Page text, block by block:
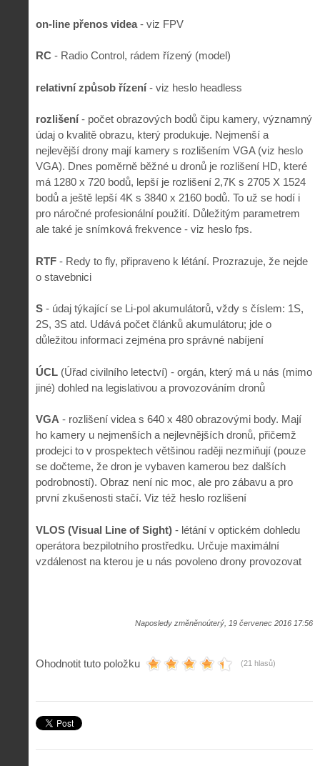
on-line přenos videa- viz FPV
RC - Radio Control, rádem řízený (model)
relativní způsob řízení- viz heslo headless
rozlišení- počet obrazových bodů čipu kamery, významný
údaj o kvalitě obrazu, který produkuje. Nejmenší a
nejlevější drony mají kamery s rozlišením VGA (viz heslo
VGA). Dnes poměrně běžné u dronů je rozlišení HD, které
má 1280 x 720 bodů, lepší je rozlišení 2,7K s 2705 X 1524
bodů a ještě lepší 4K s 3840 x 2160 bodů. To už se hodí i
pro náročné profesionální použití. Důležitým parametrem
ale také je snímková frekvence - viz heslo fps.
RTF - Redy to fly, připraveno k létání. Prozrazuje, že nejde
o stavebnici
S - údaj týkající se Li-pol akumulátorů, vždy s číslem: 1S,
2S, 3S atd. Udává počet článků akumulátoru; jde o
důležitou informaci zejména pro správné nabíjení
ÚCL (Úřad civilního letectví) - orgán, který má u nás (mimo
jiné) dohled na legislativou a provozováním dronů
VGA - rozlišení videa s 640 x 480 obrazovými body. Mají
ho kamery u nejmenších a nejlevnějších dronů, přičemž
prodejci to v prospektech většinou raději nezmiňují (pouze
se dočteme, že dron je vybaven kamerou bez dalších
podrobností). Obraz není nic moc, ale pro zábavu a pro
první zkušenosti stačí. Viz též heslo rozlišení
VLOS (Visual Line of Sight) - létání v optickém dohledu
operátora bezpilotního prostředku. Určuje maximální
vzdálenost na kterou je u nás povoleno drony provozovat
Naposledy změněnoúterý, 19 červenec 2016 17:56
Ohodnotit tuto položku (21 hlasů)